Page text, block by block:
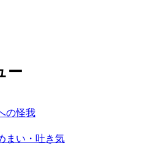
ー
の怪我
まい・吐き気